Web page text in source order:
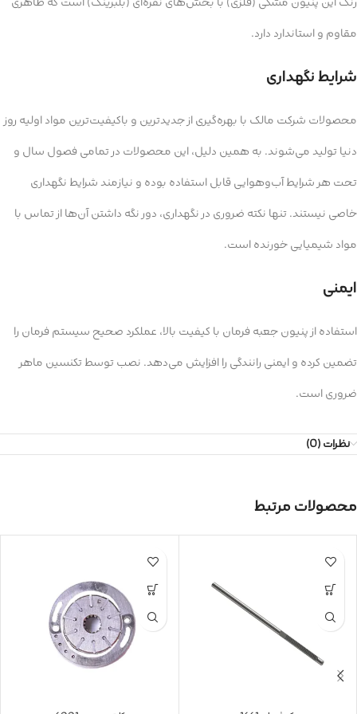
مقاوم و استاندارد دارد.
شرایط نگهداری
محصولات شرکت مالک با بهره‌گیری از جدیدترین و باکیفیت‌ترین مواد اولیه روز
دنیا تولید می‌شوند. به همین دلیل، این محصولات در تمامی فصول سال و
تحت هر شرایط آب‌وهوایی قابل استفاده بوده و نیازمند شرایط نگهداری
خاصی نیستند. تنها نکته ضروری در نگهداری، دور نگه داشتن آن‌ها از تماس با
مواد شیمیایی خورنده است.
ایمنی
استفاده از پنیون جعبه فرمان با کیفیت بالا، عملکرد صحیح سیستم فرمان را
تضمین کرده و ایمنی رانندگی را افزایش می‌دهد. نصب توسط تکنسین ماهر
ضروری است.
نظرات (0)
محصولات مرتبط